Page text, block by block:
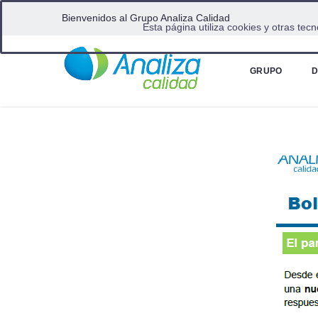
Bienvenidos al Grupo Analiza Calidad
GRUPO
Home
Esta página utiliza cookies y otras